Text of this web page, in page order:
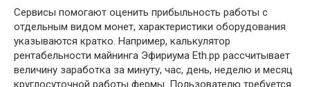
Сервисы помогают оценить прибыльность работы с
отдельным видом монет, характеристики оборудования
указываются кратко. Например, калькулятор
рентабельности майнинга Эфириума Eth.pp рассчитывает
величину заработка за минуту, час, день, неделю и месяц
круглосуточной работы фермы. Пользователю требуется